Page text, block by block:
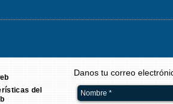
del
Danos tu correo